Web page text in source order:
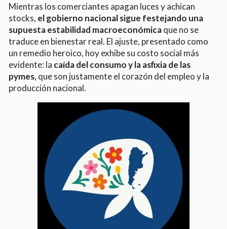
Mientras los comerciantes apagan luces y achican
stocks, el gobierno nacional sigue festejando una
supuesta estabilidad macroeconómicaque no se
traduce en bienestar real. El ajuste, presentado como
un remedio heroico, hoy exhibe su costo social más
evidente: la caída del consumo y la asfixia de las
pymes, que son justamente el corazón del empleo y la
producción nacional.